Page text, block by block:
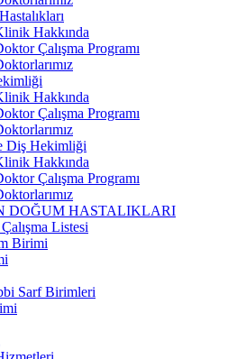
Hakkında
Çalışma Programı
Hakkında
Çalışma Programı
Diş Hekimliği
Hakkında
Çalışma Programı
DOĞUM HASTALIKLARI
Listesi
Birimi
Sarf Birimleri